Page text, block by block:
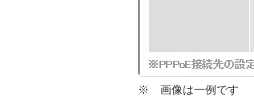
※ 画像は一例です